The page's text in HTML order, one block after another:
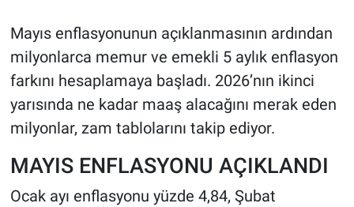
Mayıs enflasyonunun açıklanmasının ardından
milyonlarca memur ve emekli 5 aylık enflasyon
farkını hesaplamaya başladı. 2026’nın ikinci
yarısında ne kadar maaş alacağını merak eden
milyonlar, zam tablolarını takip ediyor.
MAYIS ENFLASYONU AÇIKLANDI
Ocak ayı enflasyonu yüzde 4,84, Şubat